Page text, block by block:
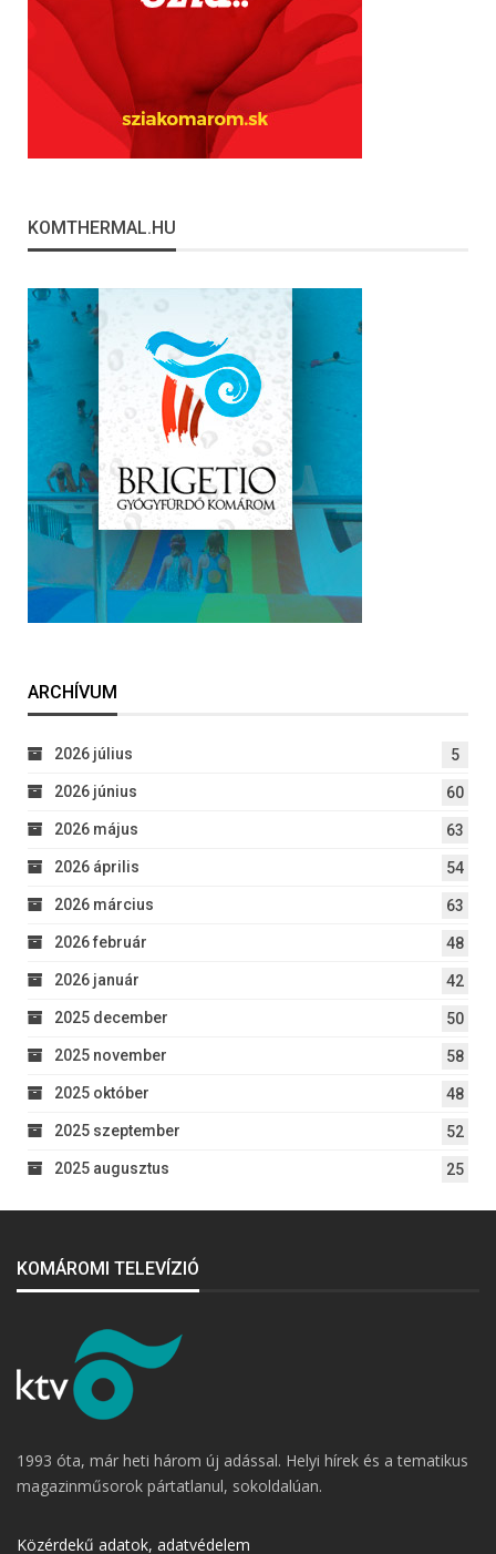
KOMTHERMAL.HU
ARCHÍVUM
2026 július 5
2026 június 60
2026 május 63
2026 április 54
2026 március 63
2026 február 48
2026 január 42
2025 december 50
2025 november 58
2025 október 48
2025 szeptember 52
2025 augusztus 25
KOMÁROMI TELEVÍZIÓ
1993 óta, már heti három új adással. Helyi hírek és a tematikus
magazinműsorok pártatlanul, sokoldalúan.
Közérdekű adatok, adatvédelem